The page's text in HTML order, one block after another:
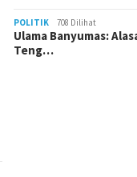
POLITIK 708 Dilihat
Ulama Banyumas:
Teng…